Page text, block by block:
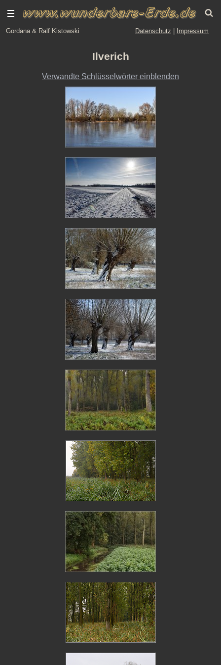
Gordana & Ralf Kistowski Datenschutz Impressum
Ilverich
Verwandte Schlüsselwörter einblenden